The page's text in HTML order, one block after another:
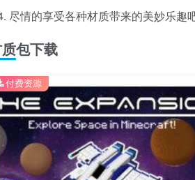
尽情的享受各种材质带来的美妙乐趣
包下载
付费资源